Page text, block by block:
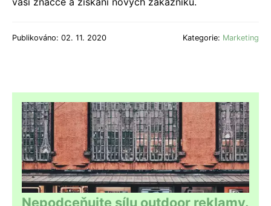
Publikováno: 02. 11. 2020 Kategorie: Marketing
Nepodceňujte sílu outdoor reklamy.